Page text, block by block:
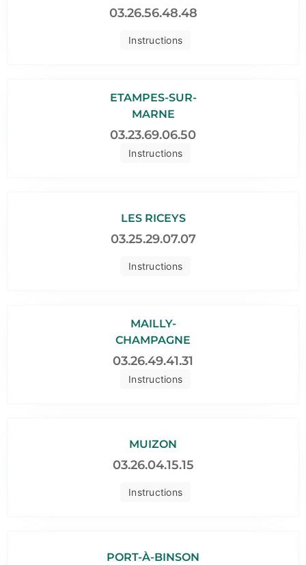
Instructions
03.26.56.48.48
Instructions
ETAMPES-SUR-
MARNE
03.23.69.06.50
Instructions
LES RICEYS
03.25.29.07.07
Instructions
MAILLY-
CHAMPAGNE
03.26.49.41.31
Instructions
MUIZON
03.26.04.15.15
PORT-À-BINSON